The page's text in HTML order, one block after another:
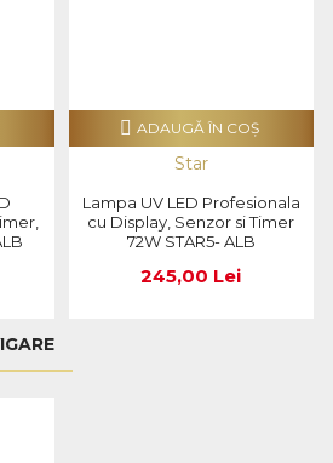
Star
Lampa UV LED Profesionala
cu Display, Senzor si Timer
72W STAR5- ALB
245,00 Lei
ADAUGĂ ÎN COŞ